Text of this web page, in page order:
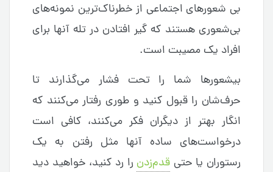
بی شعورهای اجتماعی از خطرناک‌ترین نمونه‌های
بی‌شعوری هستند که گیر افتادن در تله آنها برای
افراد یک مصیبت است.
بیشعورها شما را تحت فشار می‌گذارند تا
حرف‌شان را قبول کنید و طوری رفتار می‌کنند که
انگار بهتر از دیگران فکر می‌کنند، کافی است
درخواست‌های ساده آنها مثل رفتن به یک
رستوران یا حتی قدم‌زدن را رد کنید، خواهید دید